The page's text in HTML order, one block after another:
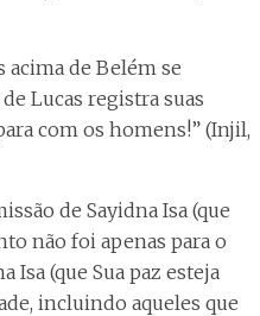
acima de Belém se
Lucas registra suas
com os homens!” (Injil,
de Sayidna Isa (que
não foi apenas para o
Isa (que Sua paz esteja
incluindo aqueles que